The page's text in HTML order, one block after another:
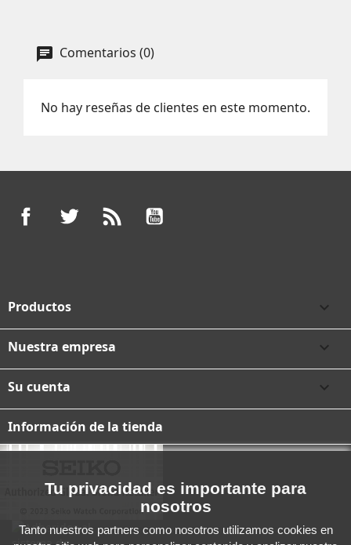
Comentarios (0)
No hay reseñas de clientes en este momento.
FacebookTwitter
Productos 
Nuestra empresa 
Su cuenta 
Información de la tienda
Tu privacidad es importante para
nosotros
Tanto nuestros partners como nosotros utilizamos cookies en